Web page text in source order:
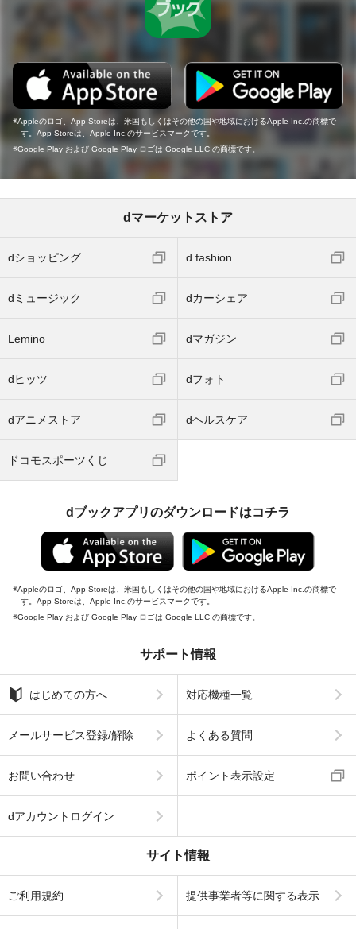
Appleのロゴ、App Storeは、米国もしくはその他の国や地域におけるApple Inc.の商標で
す。App Storeは、Apple Inc.のサービスマークです。
Google Play および Google Play ロゴは Google LLC の商標です。
dマーケットストア
dショッピング d fashion
dミュージック dカーシェア
Lemino dマガジン
dヒッツ dフォト
dアニメストア dヘルスケア
ドコモスポーツくじ
dブックアプリのダウンロードはコチラ
Appleのロゴ、App Storeは、米国もしくはその他の国や地域におけるApple Inc.の商標で
す。App Storeは、Apple Inc.のサービスマークです。
Google Play および Google Play ロゴは Google LLC の商標です。
サポート情報
はじめての方へ 対応機種一覧
メールサービス登録/解除 よくある質問
お問い合わせ ポイント表示設定
dアカウントログイン
サイト情報
ご利用規約 提供事業者等に関する表示